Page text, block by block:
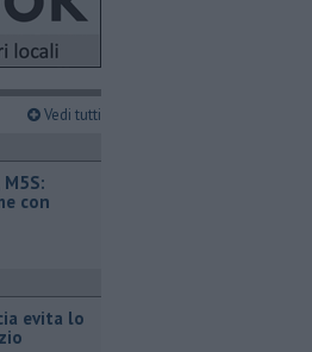
Vedi tutti
con
evita lo